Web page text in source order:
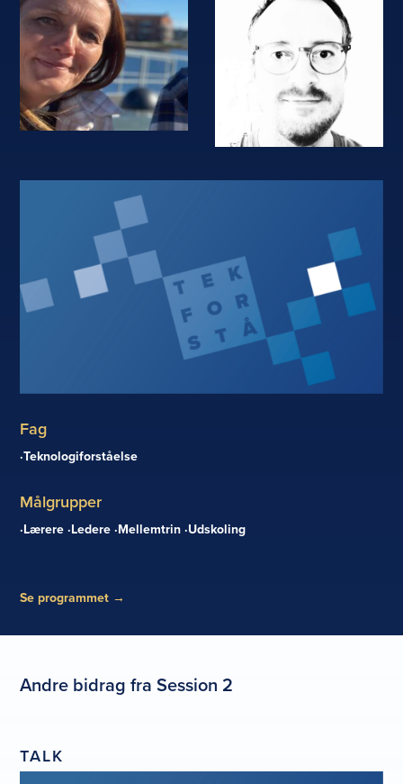
Fag
Teknologiforståelse
Målgrupper
Lærere Ledere Mellemtrin Udskoling
Se programmet →
Andre bidrag fra Session 2
TALK